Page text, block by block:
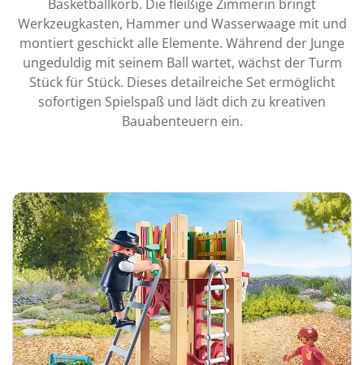
Basketballkorb. Die fleißige Zimmerin bringt
Werkzeugkasten, Hammer und Wasserwaage mit und
montiert geschickt alle Elemente. Während der Junge
ungeduldig mit seinem Ball wartet, wächst der Turm
Stück für Stück. Dieses detailreiche Set ermöglicht
sofortigen Spielspaß und lädt dich zu kreativen
Bauabenteuern ein.